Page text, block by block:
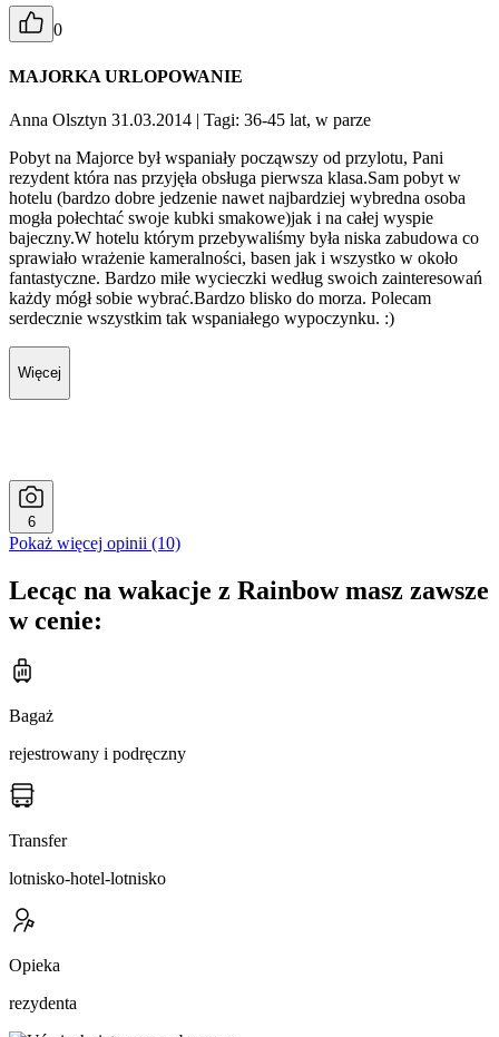
0
MAJORKA URLOPOWANIE
Anna Olsztyn 31.03.2014 | Tagi: 36-45 lat, w parze
Pobyt na Majorce był wspaniały począwszy od przylotu, Pani
rezydent która nas przyjęła obsługa pierwsza klasa.Sam pobyt w
hotelu (bardzo dobre jedzenie nawet najbardziej wybredna osoba
mogła połechtać swoje kubki smakowe)jak i na całej wyspie
bajeczny.W hotelu którym przebywaliśmy była niska zabudowa co
sprawiało wrażenie kameralności, basen jak i wszystko w około
fantastyczne. Bardzo miłe wycieczki według swoich zainteresowań
każdy mógł sobie wybrać.Bardzo blisko do morza. Polecam
serdecznie wszystkim tak wspaniałego wypoczynku. :)
Więcej
6
Pokaż więcej opinii (10)
Lecąc na wakacje z Rainbow masz zawsze
w cenie:
Bagaż
rejestrowany i podręczny
Transfer
lotnisko-hotel-lotnisko
Opieka
rezydenta